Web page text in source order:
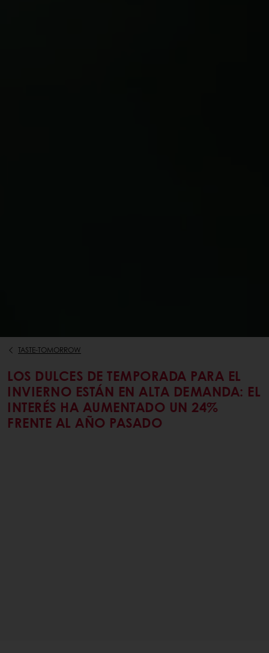
TASTE-TOMORROW
LOS DULCES DE TEMPORADA PARA EL
INVIERNO ESTÁN EN ALTA DEMANDA: EL
INTERÉS HA AUMENTADO UN 24%
FRENTE AL AÑO PASADO